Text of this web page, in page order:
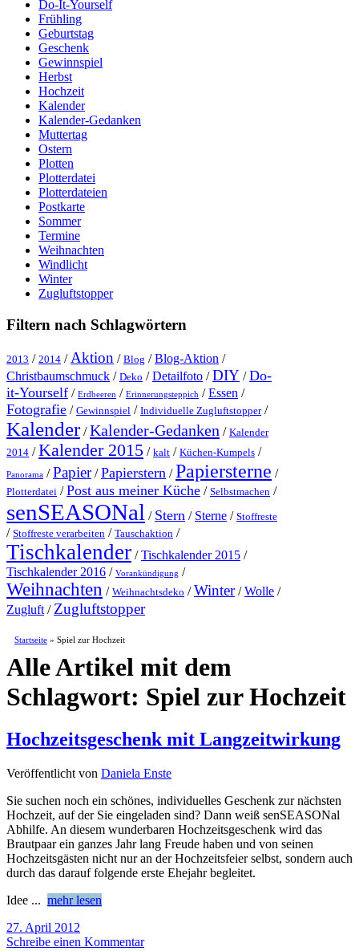
Do-It-Yourself
Frühling
Geburtstag
Geschenk
Gewinnspiel
Herbst
Hochzeit
Kalender
Kalender-Gedanken
Muttertag
Ostern
Plotten
Plotterdatei
Plotterdateien
Postkarte
Sommer
Termine
Weihnachten
Windlicht
Winter
Zugluftstopper
Filtern nach Schlagwörtern
2013 / 2014 / Aktion / Blog /Blog-Aktion /
Christbaumschmuck / Deko /Detailfoto /DIY /Do-
it-Yourself / Erdbeeren / Erinnerungsteppich /Essen /
Fotografie / Gewinnspiel / Individuelle Zugluftstopper/
Kalender/Kalender-Gedanken / Kalender
2014 /Kalender 2015 / kalt / Küchen-Kumpels /
Panorama /Papier/Papierstern /Papiersterne /
Plotterdatei /Post aus meiner Küche / Selbstmachen /
senSEASONal / Stern / Sterne / Stoffreste
/ Stoffreste verarbeiten / Tauschaktion /
Tischkalender /Tischkalender 2015 /
Tischkalender 2016 / Vorankündigung /
Weihnachten / Weihnachtsdeko /Winter/Wolle /
Zugluft / Zugluftstopper
Startseite » Spiel zur Hochzeit
Alle Artikel mit dem
Schlagwort: Spiel zur Hochzeit
Hochzeitsgeschenk mit Langzeitwirkung
Veröffentlicht von Daniela Enste
Sie suchen noch ein schönes, individuelles Geschenk zur nächsten
Hochzeit, auf der Sie eingeladen sind? Dann weiß senSEASONal
Abhilfe. An diesem wunderbaren Hochzeitsgeschenk wird das
Brautpaar ein ganzes Jahr lang Freude haben und von seinen
Hochzeitsgästen nicht nur an der Hochzeitsfeier selbst, sondern auch
durch das darauf folgende erste Ehejahr begleitet.
Idee ... mehr lesen
27. April 2012
Schreibe einen Kommentar